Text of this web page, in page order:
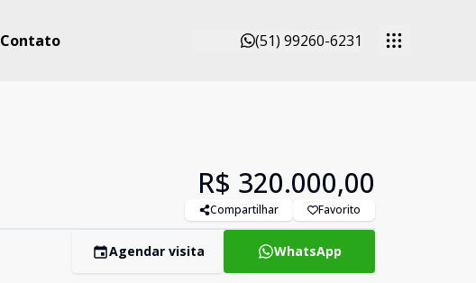
Contato (51) 99260-6231
R$ 320.000,00
Compartilhar Favorito
Agendar visita WhatsApp